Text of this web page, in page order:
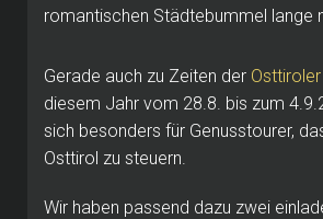
romantischen Städtebummel lange
Gerade auch zu Zeiten der
diesem Jahr vom 28.8. bis zum
sich besonders für Genusstourer,
Osttirol zu steuern.
Wir haben passend dazu zwei